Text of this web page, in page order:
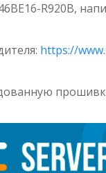
R920B,
https://